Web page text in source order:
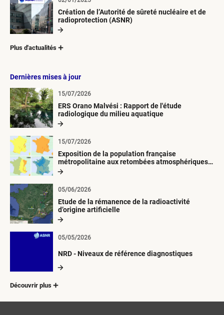
Création de l’Autorité de sûreté nucléaire et de
radioprotection (ASNR)
Plus d'actualités
Dernières mises à jour
ERS Orano Malvési : Rapport de l'étude
radiologique du milieu aquatique
15/07/2026
Exposition de la population française
métropolitaine aux retombées atmosphériques
radioactives depuis 1945
15/07/2026
Etude de la rémanence de la radioactivité
d’origine artificielle
05/06/2026
NRD - Niveaux de référence diagnostiques
05/05/2026
Découvrir plus